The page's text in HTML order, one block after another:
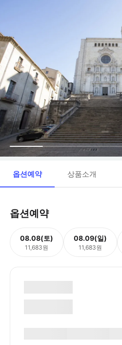
옵션예약 상품소개
옵션예약
08.08(토)
11,683원
08.09(일)
11,683원